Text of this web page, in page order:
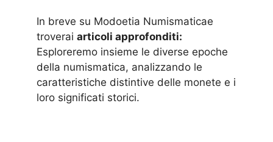
In breve su Modoetia Numismaticae
troverai articoli approfonditi:
Esploreremo insieme le diverse epoche
della numismatica, analizzando le
caratteristiche distintive delle monete e i
loro significati storici.